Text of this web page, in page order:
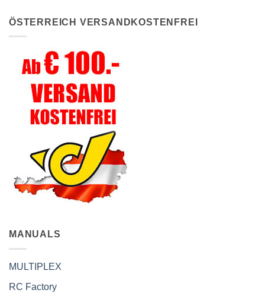
ÖSTERREICH VERSANDKOSTENFREI
MANUALS
MULTIPLEX
RC Factory